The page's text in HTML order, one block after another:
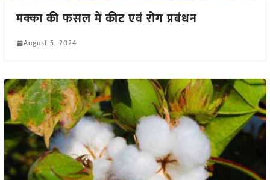
मक्का की फसल में कीट एवं रोग प्रबंधन
August 5, 2024